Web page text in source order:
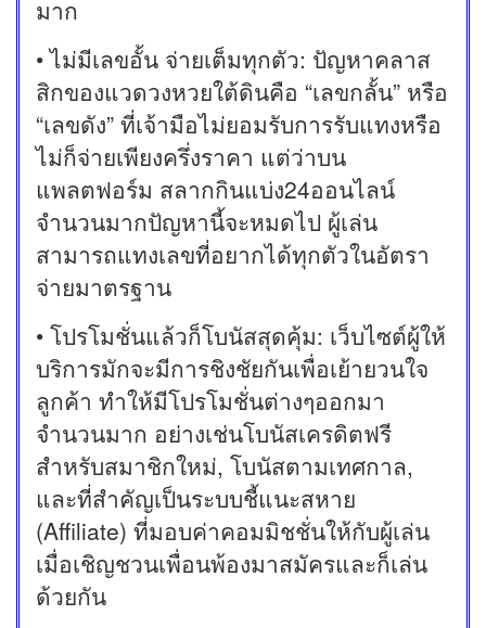
มาก
• ไม่มีเลขอั้น จ่ายเต็มทุกตัว: ปัญหาคลาส
สิกของแวดวงหวยใต้ดินคือ “เลขกลั้น” หรือ
“เลขดัง” ที่เจ้ามือไม่ยอมรับการรับแทงหรือ
ไม่ก็จ่ายเพียงครึ่งราคา แต่ว่าบน
แพลตฟอร์ม สลากกินแบ่ง24ออนไลน์
จำนวนมากปัญหานี้จะหมดไป ผู้เล่น
สามารถแทงเลขที่อยากได้ทุกตัวในอัตรา
จ่ายมาตรฐาน
• โปรโมชั่นแล้วก็โบนัสสุดคุ้ม: เว็บไซต์ผู้ให้
บริการมักจะมีการชิงชัยกันเพื่อเย้ายวนใจ
ลูกค้า ทำให้มีโปรโมชั่นต่างๆออกมา
จำนวนมาก อย่างเช่นโบนัสเครดิตฟรี
สำหรับสมาชิกใหม่, โบนัสตามเทศกาล,
และที่สำคัญเป็นระบบชี้แนะสหาย
(Affiliate) ที่มอบค่าคอมมิชชั่นให้กับผู้เล่น
เมื่อเชิญชวนเพื่อนพ้องมาสมัครและก็เล่น
ด้วยกัน